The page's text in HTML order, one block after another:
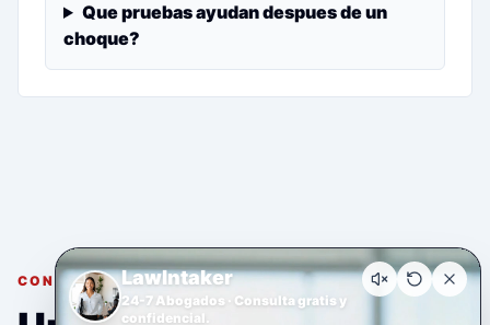
Que pruebas ayudan despues de un
choque?
CONSULTA GRATUITA Y CONFIDENCIAL
LawIntaker
24-7 Abogados · Consulta gratis y
confidencial.